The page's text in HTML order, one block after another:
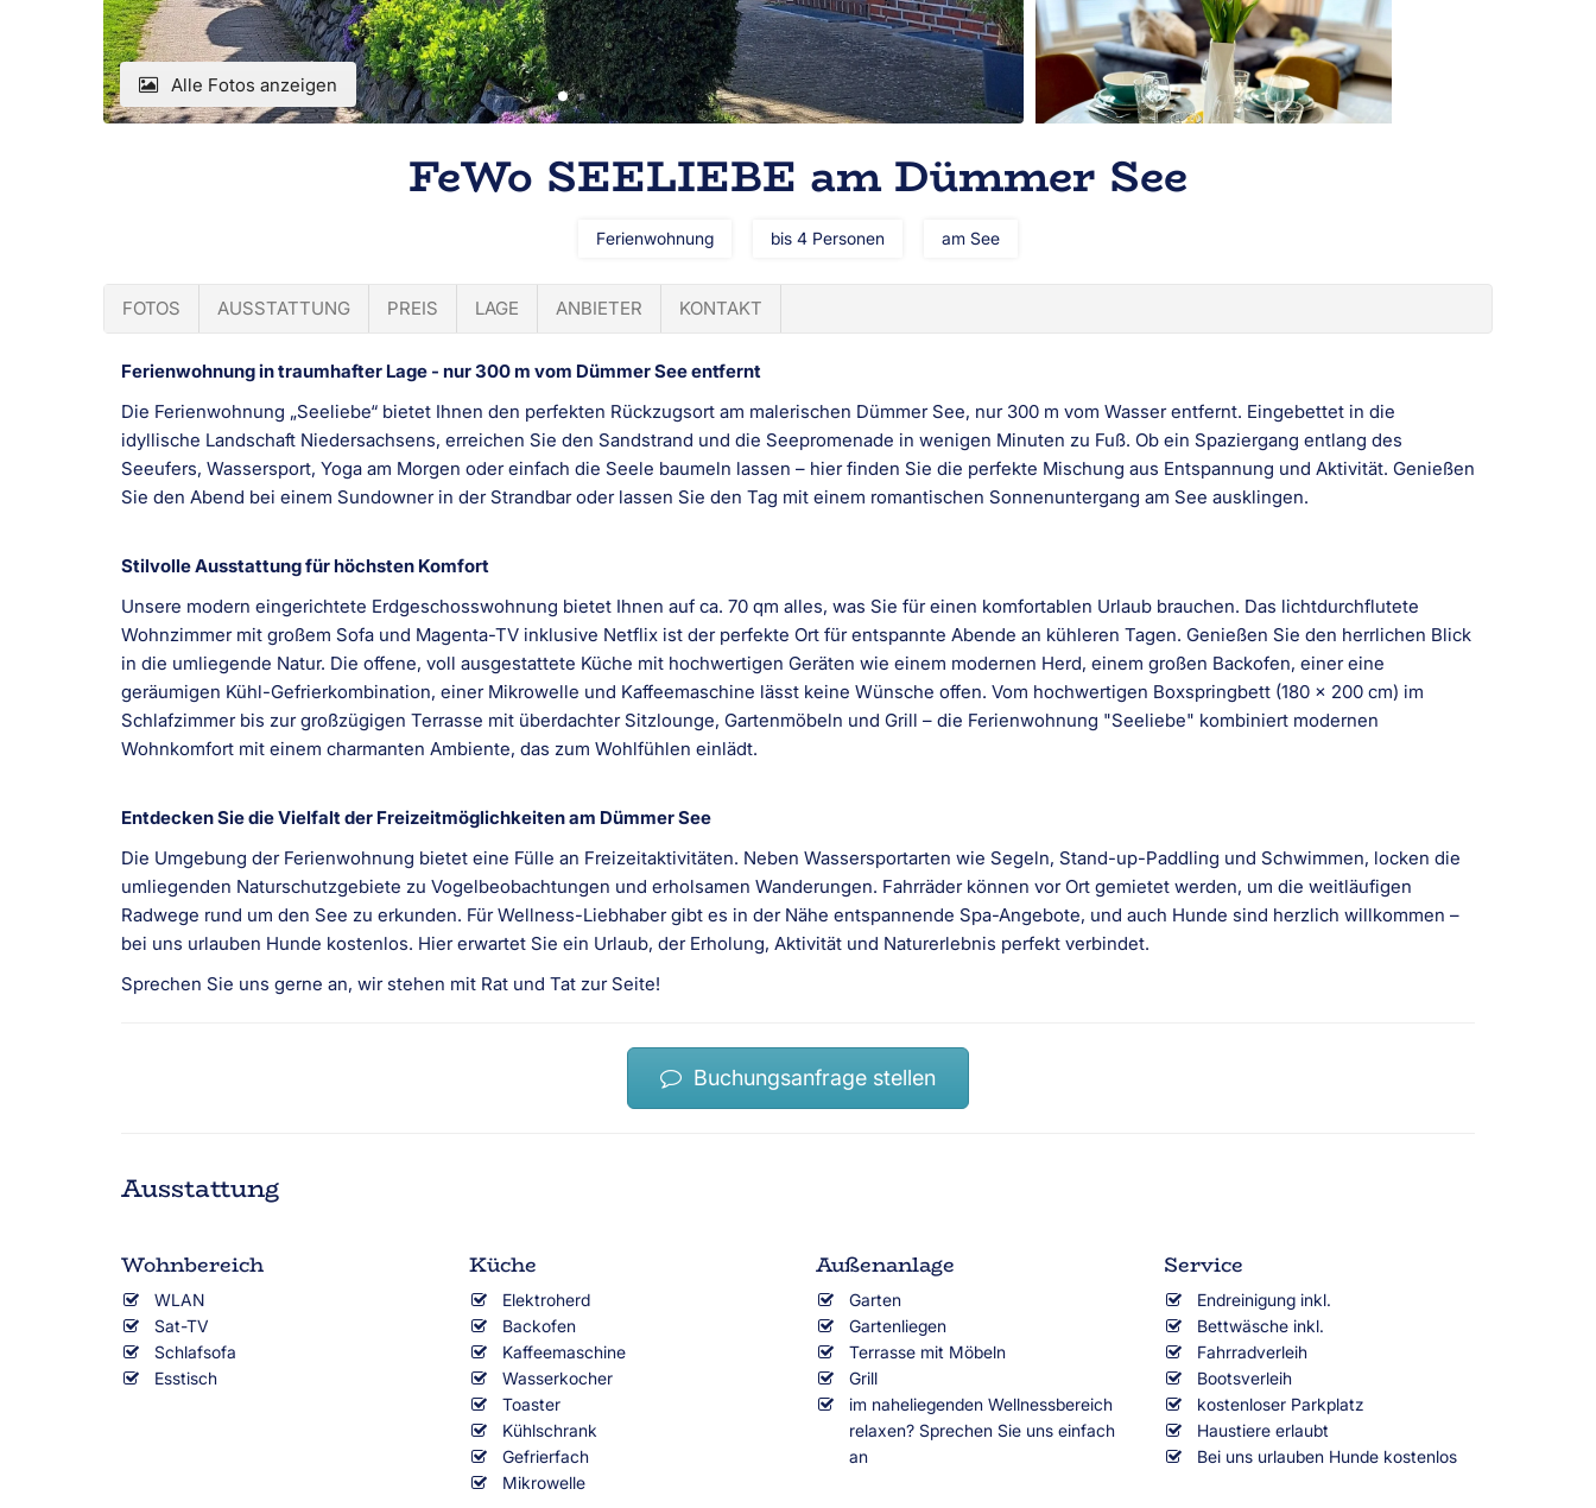
Alle Fotos anzeigen
FeWo SEELIEBE am Dümmer See
Ferienwohnung bis 4 Personen am See
FOTOS AUSSTATTUNG PREIS LAGE ANBIETER KONTAKT
Ferienwohnung in traumhafter Lage - nur 300 m vom Dümmer See entfernt
Die Ferienwohnung „Seeliebe“ bietet Ihnen den perfekten Rückzugsort am malerischen Dümmer See, nur 300 m vom Wasser entfernt. Eingebettet in die
idyllische Landschaft Niedersachsens, erreichen Sie den Sandstrand und die Seepromenade in wenigen Minuten zu Fuß. Ob ein Spaziergang entlang des
Seeufers, Wassersport, Yoga am Morgen oder einfach die Seele baumeln lassen – hier finden Sie die perfekte Mischung aus Entspannung und Aktivität. Genießen
Sie den Abend bei einem Sundowner in der Strandbar oder lassen Sie den Tag mit einem romantischen Sonnenuntergang am See ausklingen.
Stilvolle Ausstattung für höchsten Komfort
Unsere modern eingerichtete Erdgeschosswohnung bietet Ihnen auf ca. 70 qm alles, was Sie für einen komfortablen Urlaub brauchen. Das lichtdurchflutete
Wohnzimmer mit großem Sofa und Magenta-TV inklusive Netflix ist der perfekte Ort für entspannte Abende an kühleren Tagen. Genießen Sie den herrlichen Blick
in die umliegende Natur. Die offene, voll ausgestattete Küche mit hochwertigen Geräten wie einem modernen Herd, einem großen Backofen, einer eine
geräumigen Kühl-Gefrierkombination, einer Mikrowelle und Kaffeemaschine lässt keine Wünsche offen. Vom hochwertigen Boxspringbett (180 x 200 cm) im
Schlafzimmer bis zur großzügigen Terrasse mit überdachter Sitzlounge, Gartenmöbeln und Grill – die Ferienwohnung "Seeliebe" kombiniert modernen
Wohnkomfort mit einem charmanten Ambiente, das zum Wohlfühlen einlädt.
Entdecken Sie die Vielfalt der Freizeitmöglichkeiten am Dümmer See
Die Umgebung der Ferienwohnung bietet eine Fülle an Freizeitaktivitäten. Neben Wassersportarten wie Segeln, Stand-up-Paddling und Schwimmen, locken die
umliegenden Naturschutzgebiete zu Vogelbeobachtungen und erholsamen Wanderungen. Fahrräder können vor Ort gemietet werden, um die weitläufigen
Radwege rund um den See zu erkunden. Für Wellness-Liebhaber gibt es in der Nähe entspannende Spa-Angebote, und auch Hunde sind herzlich willkommen –
bei uns urlauben Hunde kostenlos. Hier erwartet Sie ein Urlaub, der Erholung, Aktivität und Naturerlebnis perfekt verbindet.
Sprechen Sie uns gerne an, wir stehen mit Rat und Tat zur Seite!
Buchungsanfrage stellen
Ausstattung
Wohnbereich
WLAN
Sat-TV
Schlafsofa
Esstisch
Küche
Elektroherd
Backofen
Kaffeemaschine
Wasserkocher
Toaster
Kühlschrank
Gefrierfach
Mikrowelle
Außenanlage
Garten
Gartenliegen
Terrasse mit Möbeln
Grill
im naheliegenden Wellnessbereich
relaxen? Sprechen Sie uns einfach
an
Service
Endreinigung inkl.
Bettwäsche inkl.
Fahrradverleih
Bootsverleih
kostenloser Parkplatz
Haustiere erlaubt
Bei uns urlauben Hunde kostenlos